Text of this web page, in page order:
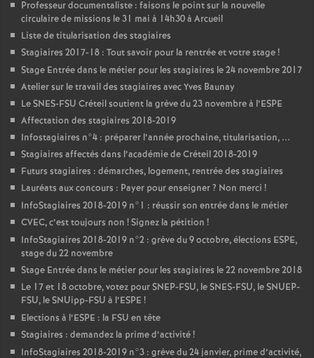
Professeur documentaliste : faisons le point sur la nouvelle
circulaire de missions le 31 mai à 14h30 à Arcueil
Liste de titularisation des stagiaires
Stagiaires 2017-18 : Tout savoir pour la rentrée et votre stage!
Stage Entrée dans le métier pour les stagiaires le 24 novembre 2017
Atelier sur le travail des stagiaires avec Yves Baunay
LeSNES-FSU Créteil soutient la grève du 23 novembre à l’ESPE
Affectation des stagiaires 2018-2019
Infostagiaires n°4 : préparer l’année prochaine, titularisation, ...
Stagiaires affectés dans l’académie de Créteil 2018-2019
Futurs stagiaires : démarches, logement, rentrée des stagiaires
Lauréats aux concours : Payer pour enseigner? Non merci !
InfoStagiaires 2018-2019 n°1 : réussir son entrée dans le métier
CVEC, c’est toujours non ! Signez la pétition !
InfoStagiaires 2018-2019 n°2 : grève du 9 octobre, élections ESPE,
stage du 22 novembre
Stage Entrée dans le métier pour les stagiaires le 22 novembre 2018
Le 17 et 18 octobre, votez pourSNEP-FSU, leSNES-FSU, leSNUEP-
FSU, le SNUipp-FSU à l’ESPE !
Elections à l’ESPE : la FSU en tête
Stagiaires : demandez la prime d’activité!
InfoStagiaires 2018-2019 n°3 : grève du 24 janvier, prime d’activité,